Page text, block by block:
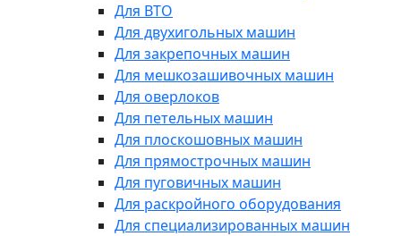
Для ВТО
Для двухигольных машин
Для закрепочных машин
Для мешкозашивочных машин
Для оверлоков
Для петельных машин
Для плоскошовных машин
Для прямострочных машин
Для пуговичных машин
Для раскройного оборудования
Для специализированных машин